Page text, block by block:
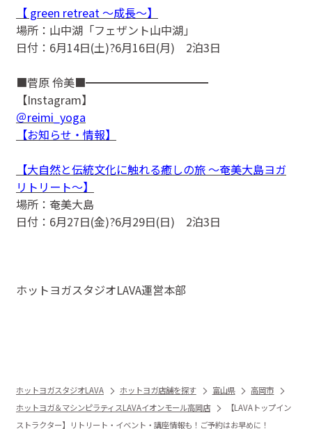
【 green retreat 〜成長〜】
場所：山中湖「フェザント山中湖」
日付：6月14日(土)?6月16日(月) 2泊3日
■菅原 伶美■━━━━━━━━━━━
【Instagram】
＠reimi_yoga
【お知らせ・情報】
【大自然と伝統文化に触れる癒しの旅 ～奄美大島ヨガ
リトリート～】
場所：奄美大島
日付：6月27日(金)?6月29日(日) 2泊3日
ホットヨガスタジオLAVA運営本部
ホットヨガスタジオLAVA ホットヨガ店舗を探す 富山県
高岡市
ホットヨガ＆マシンピラティスLAVAイオンモール高岡店
【LAVAトップイン
ストラクター】リトリート・イベント・講座情報も！ご予約はお早めに！